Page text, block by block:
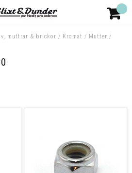
muttrar & brickor / Kromat / Mutter /